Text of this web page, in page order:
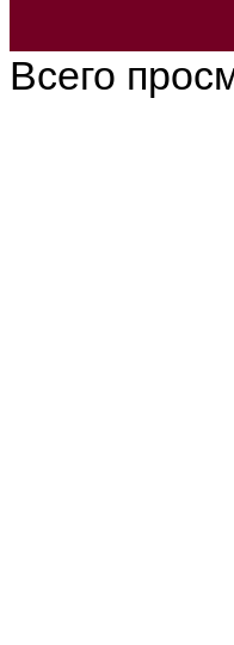
Всего